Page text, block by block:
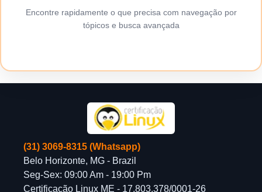
Encontre rapidamente o que precisa com navegação por
tópicos e busca avançada
(31) 3069-8315 (Whatsapp)
Belo Horizonte, MG - Brazil
Seg-Sex: 09:00 Am - 19:00 Pm
Certificação Linux ME - 17.803.378/0001-26